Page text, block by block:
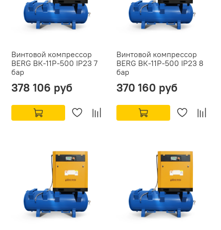
Винтовой компрессор
BERG ВК-11Р-500 IP23 7
бар
378 106 руб
Винтовой компрессор
BERG ВК-11Р-500 IP23 8
бар
370 160 руб